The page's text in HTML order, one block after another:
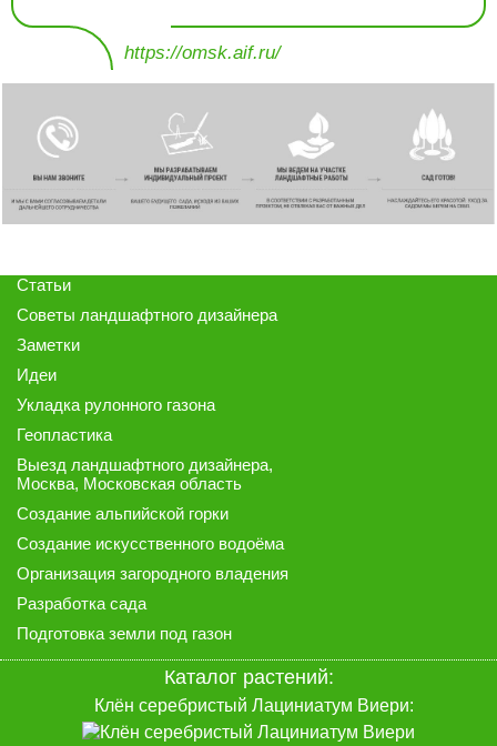
https://omsk.aif.ru/
Статьи
Советы ландшафтного дизайнера
Заметки
Идеи
Укладка рулонного газона
Геопластика
Выезд ландшафтного дизайнера,
Москва, Московская область
Создание альпийской горки
Создание искусственного водоёма
Организация загородного владения
Разработка сада
Подготовка земли под газон
Каталог растений:
Клён серебристый Лациниатум Виери: